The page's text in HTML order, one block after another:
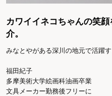
カワイイネコちゃんの笑
介。
みなとやがある深川の地元で活躍
福田紀子
多摩美術大学絵画科油画卒業
文具メーカー勤務後フリーに